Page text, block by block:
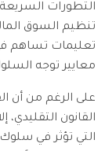
التطورات
تنظيم السوق
تعليمات تساهم
معايير توجه
على الرغم من أن
القانون التقليدي،
التي تؤثر في